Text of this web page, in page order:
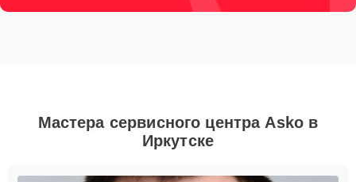
Мастера сервисного центра Asko в
Иркутске